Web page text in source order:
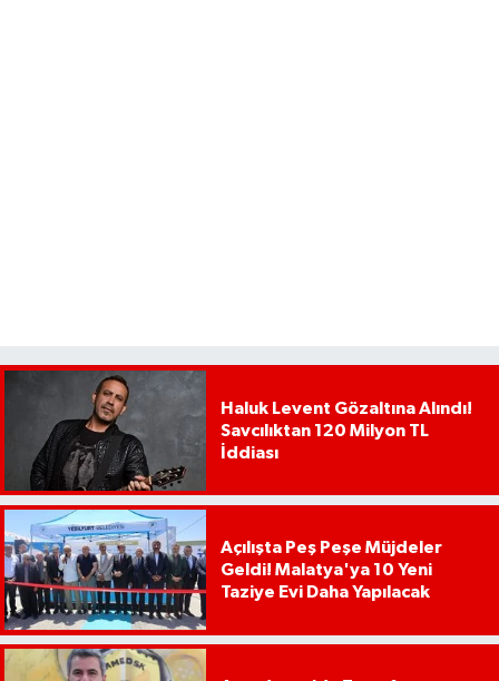
Haluk Levent Gözaltına Alındı!
Savcılıktan 120 Milyon TL
İddiası
Açılışta Peş Peşe Müjdeler
Geldi! Malatya'ya 10 Yeni
Taziye Evi Daha Yapılacak